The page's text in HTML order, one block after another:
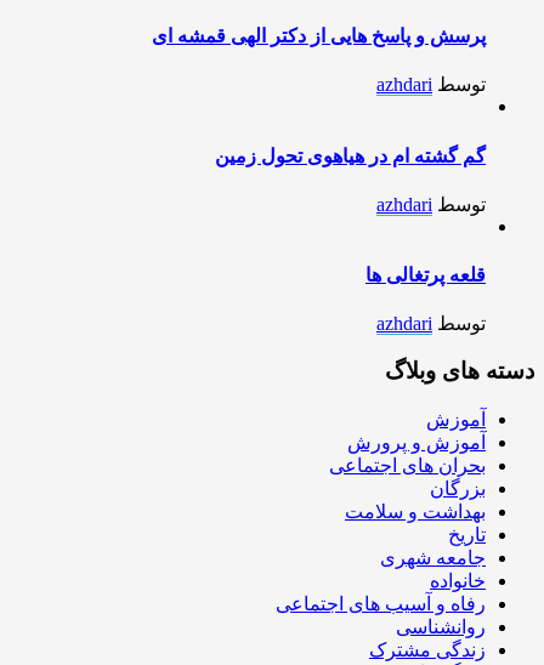
پرسش و پاسخ هایی از دکتر الهی قمشه ای
توسط azhdari
گم گشته ام در هیاهوی تحول زمین
توسط azhdari
قلعه پرتغالی ها
توسط azhdari
دسته های وبلاگ
آموزش
آموزش و پرورش
بحران های اجتماعی
بزرگان
بهداشت و سلامت
تاریخ
جامعه شهری
خانواده
رفاه و آسیب های اجتماعی
روانشناسی
زندگی مشترک